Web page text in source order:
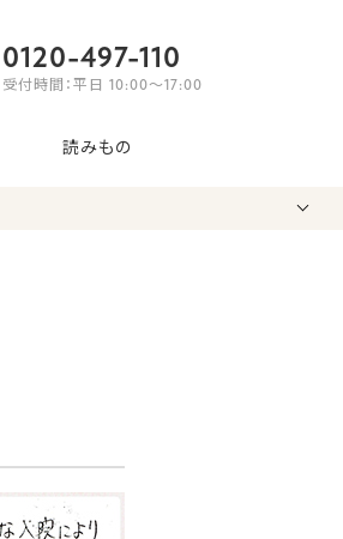
0120-497-110
受付時間：平日 10:00〜17:00
読みもの